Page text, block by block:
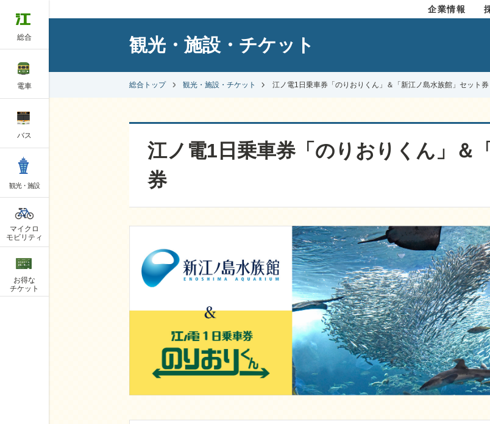
総合
電車
バス
観光・施設
マイクロ
モビリティ
お得な
チケット
企業情報
観光・施設・チケット
総合トップ 観光・施設・チケット 江ノ電1日乗車券「のりおりくん」＆「新江ノ島水族館」セット券
江ノ電1日乗車券「のりおりくん」＆
券